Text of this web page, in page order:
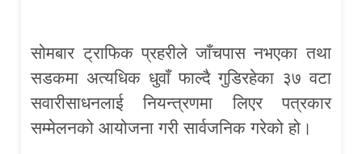
सोमबार ट्राफिक प्रहरीले जाँचपास नभएका तथा
सडकमा अत्यधिक धुवाँ फाल्दै गुडिरहेका ३७ वटा
सवारीसाधनलाई नियन्त्रणमा लिएर पत्रकार
सम्मेलनको आयोजना गरी सार्वजनिक गरेको हो।